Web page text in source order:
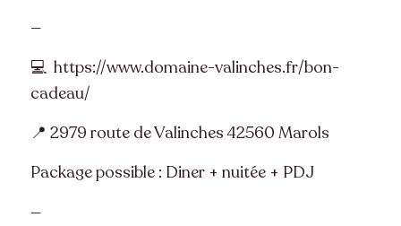
—
💻 https://www.domaine-valinches.fr/bon-
cadeau/
📍 2979 route de Valinches 42560 Marols
Package possible : Diner + nuitée + PDJ
—